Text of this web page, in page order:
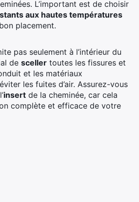
L’important est de choisir
aux hautes températures
placement.
pas seulement à l’intérieur du
de sceller toutes les fissures et
et les matériaux
les fuites d’air. Assurez-vous
insert de la cheminée, car cela
complète et efficace de votre